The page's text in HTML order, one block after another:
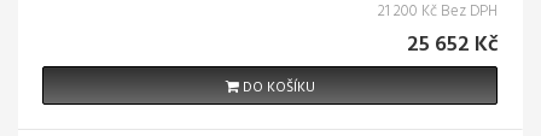
21 200 Kč Bez DPH
25 652 Kč
DO KOŠÍKU